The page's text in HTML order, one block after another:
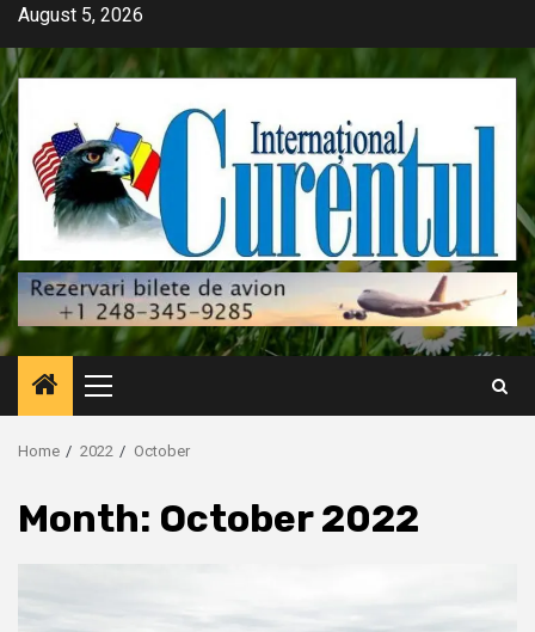
Skip
content
August 5, 2026
Primary
Menu
Home 2022 October
Month: October 2022